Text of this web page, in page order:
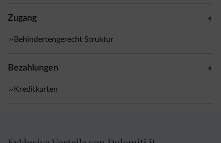
Besuch.
Zugang
Behindertengerecht Struktur
Bezahlungen
Kreditkarten